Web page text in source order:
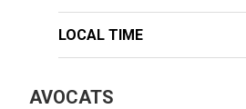
LOCAL TIME
AVOCATS